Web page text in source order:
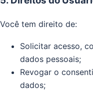
Você tem direito de:
Solicitar acesso,
dados pessoais;
Revogar o
dados;